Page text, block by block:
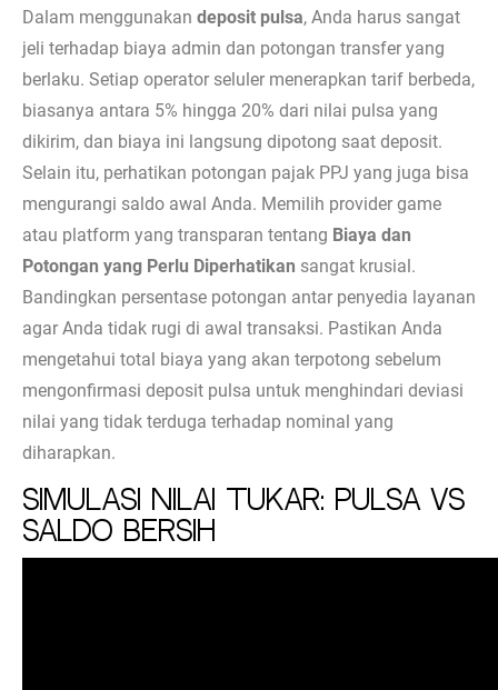
Dalam menggunakan deposit pulsa, Anda harus sangat
jeli terhadap biaya admin dan potongan transfer yang
berlaku. Setiap operator seluler menerapkan tarif berbeda,
biasanya antara 5% hingga 20% dari nilai pulsa yang
dikirim, dan biaya ini langsung dipotong saat deposit.
Selain itu, perhatikan potongan pajak PPJ yang juga bisa
mengurangi saldo awal Anda. Memilih provider game
atau platform yang transparan tentang Biaya dan
Potongan yang Perlu Diperhatikan sangat krusial.
Bandingkan persentase potongan antar penyedia layanan
agar Anda tidak rugi di awal transaksi. Pastikan Anda
mengetahui total biaya yang akan terpotong sebelum
mengonfirmasi deposit pulsa untuk menghindari deviasi
nilai yang tidak terduga terhadap nominal yang
diharapkan.
Simulasi Nilai Tukar: Pulsa vs
Saldo Bersih